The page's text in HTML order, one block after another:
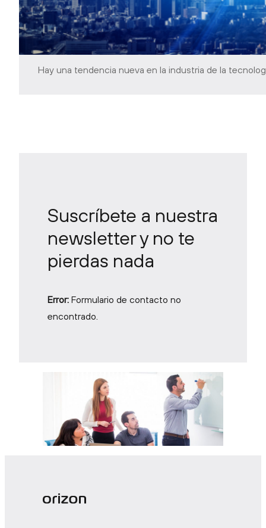
FinOps: Ante el mal rendimiento
Hay una tendencia nueva en la industria de la
Suscríbete a nuestra
newsletter y no te
pierdas nada
Error: Formulario de contacto no
encontrado.